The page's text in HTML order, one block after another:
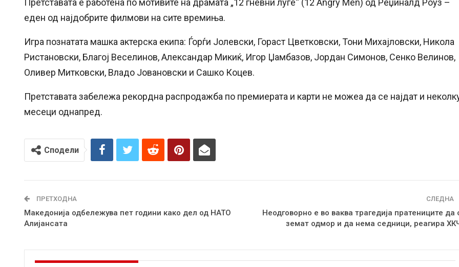
Претставата е работена по мотивите на драмата „12 гневни луѓе“ (12 Angry Men) од Реџиналд Роуз –
еден од најдобрите филмови на сите времиња.
Игра познатата машка актерска екипа: Ѓорѓи Јолевски, Гораст Цветковски, Тони Михајловски, Никола
Ристановски, Благој Веселинов, Александар Микиќ, Игор Џамбазов, Јордан Симонов, Сенко Велинов,
Оливер Митковски, Владо Јовановски и Сашко Коцев.
Претставата забележа рекордна распродажба по премиерата и карти не можеа да се најдат и
месеци однапред.
Сподели
ПРЕТХОДНА
Македонија одбележува пет години како дел од НАТО
Алијансата
СЛЕДНА
Неодговорно е во ваква трагедија пратениците да
земат одмор и да нема седници, реагира